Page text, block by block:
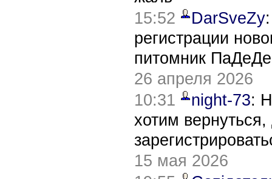
15:52
DarSveZy
регистрации
питомник
26 апреля 2026
10:31
night-73:
хотим
15 мая 2026